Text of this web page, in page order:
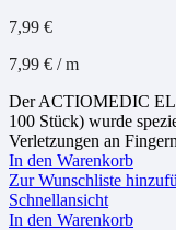
7,99 €
7,99 € /m
Der ACTIOMEDIC
100 Stück) wurde
Verletzungen an
In den Warenkorb
Zur Wunschliste
Schnellansicht
In den Warenkorb